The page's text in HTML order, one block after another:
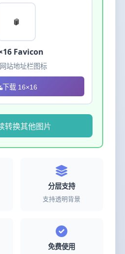
Favicon
站地址栏图标
下载 16×16
转换其他图片
分层支持
支持透明背景
免费使用